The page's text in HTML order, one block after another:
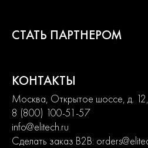
СТАТЬ ПАРТНЕРОМ
КОНТАКТЫ
Москва, Открытое шоссе, д.
8 (800) 100-51-57
info@elitech.ru
Сделать заказ B2B: